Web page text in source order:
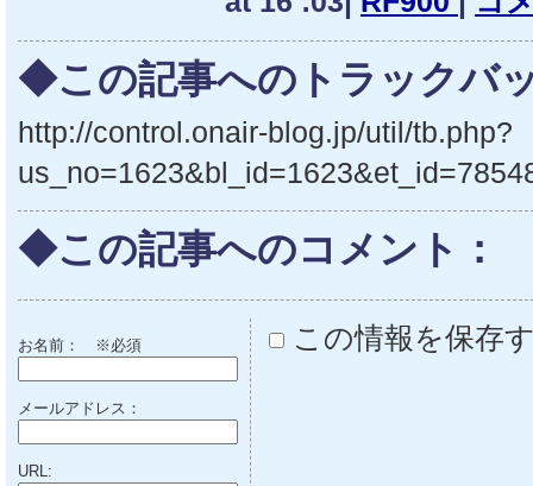
◆この記事へのトラックバ
http://control.onair-blog.jp/util/tb.php?
◆この記事へのコメント：
お名前： ※必須
メールアドレス：
URL:
この情報を保存